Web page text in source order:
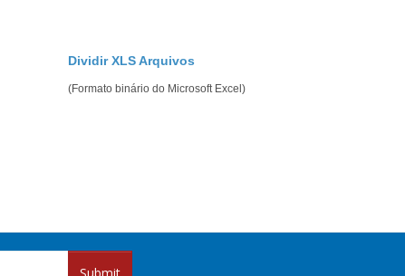
Dividir XLS Arquivos
(Formato binário do Microsoft Excel)